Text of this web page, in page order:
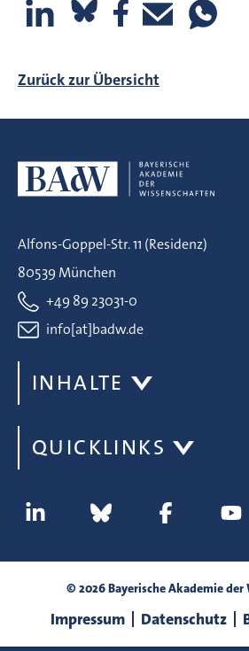
Zurück zur Übersicht
Alfons-Goppel-Str. 11 (Residenz)
80539 München
+49 89 23031-0
info[at]badw.de
INHALTE
QUICKLINKS
© 2026 Bayerische Akademie der
Impressum Datenschutz